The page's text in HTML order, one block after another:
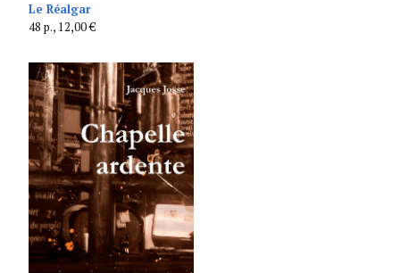
Le Réalgar
48 p., 12,00 €